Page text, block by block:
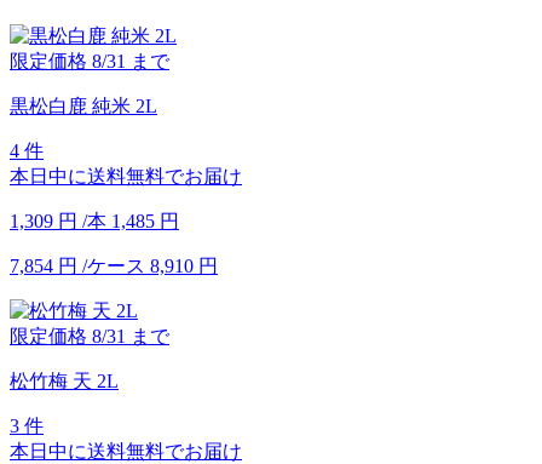
限定価格 8/31 まで
黒松白鹿 純米 2L
4 件
本日中に送料無料でお届け
1,309 円 /本 1,485 円
7,854 円 /ケース 8,910 円
限定価格 8/31 まで
松竹梅 天 2L
3 件
本日中に送料無料でお届け